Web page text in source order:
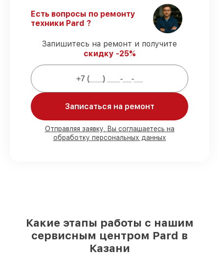
Выполнение работ вовремя
– сервис
оптического прицела NV-008PLRF
выполняется строго в оговоренные
сроки.
Подтвержденная гарантия
обслуживаем оптических прицелов
всегда со строгим соблюдением
гарантийных обязательств.
Мы гарантируем:
80%работ с возможностью наблюдения
условии, что восстановление началось
сразу
Есть вопросы по ремонту
техники Pard ?
Запишитесь на ремонт и получите
скидку -25%
Записаться на ремонт
Отправляя заявку, Вы соглашаетесь на
обработку персональных данных
Какие этапы работы с нашим
сервисным центром Pard в
Казани